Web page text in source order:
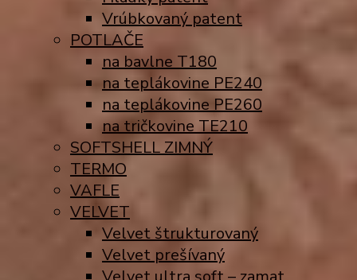
Vrúbkovaný patent
POTLAČE
na bavlne T180
na teplákovine PE240
na teplákovine PE260
na tričkovine TE210
SOFTSHELL ZIMNÝ
TERMO
VAFLE
VELVET
Velvet štrukturovaný
Velvet prešívaný